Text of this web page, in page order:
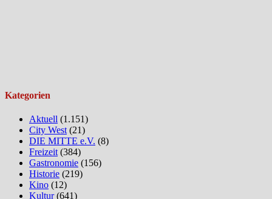
Kategorien
Aktuell (1.151)
City West (21)
DIE MITTE e.V. (8)
Freizeit (384)
Gastronomie (156)
Historie (219)
Kino (12)
Kultur(641)